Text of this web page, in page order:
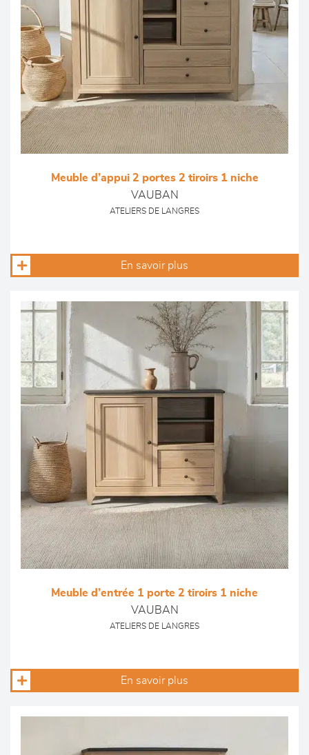
Meuble d’appui 2 portes 2 tiroirs 1 niche
VAUBAN
ATELIERS DE LANGRES
En savoir plus
Meuble d’entrée 1 porte 2 tiroirs 1 niche
VAUBAN
ATELIERS DE LANGRES
En savoir plus